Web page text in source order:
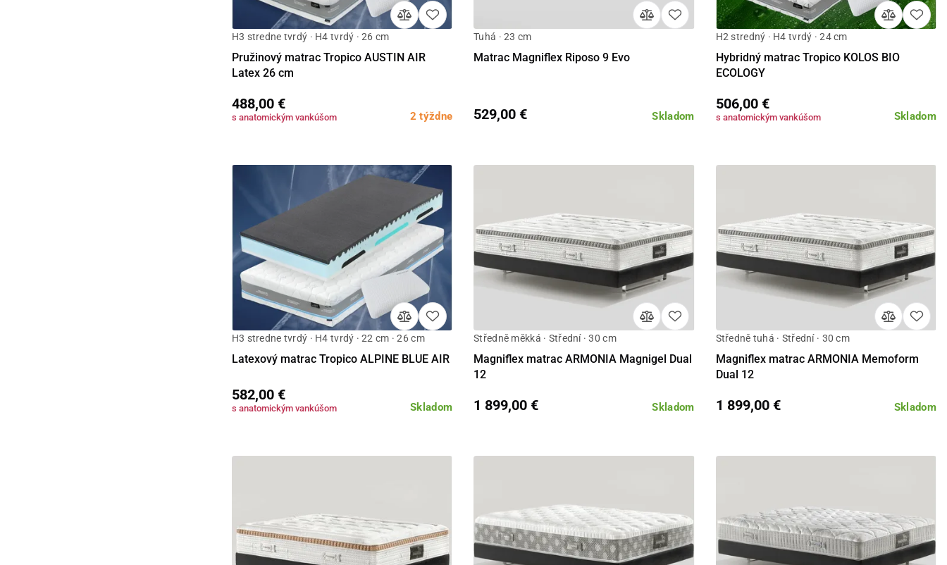
H3 stredne tvrdý · H4 tvrdý · 26 cm
Pružinový matrac Tropico AUSTIN AIR
Latex 26 cm
2 týždne
488,00 €
s anatomickým vankúšom
Tuhá · 23 cm
Matrac Magniflex Riposo 9 Evo
Skladom
529,00 €
H2 stredný · H4 tvrdý · 24 cm
Hybridný matrac Tropico KOLOS BIO
ECOLOGY
Skladom
506,00 €
s anatomickým vankúšom
H3 stredne tvrdý · H4 tvrdý · 22 cm · 26 cm
Latexový matrac Tropico ALPINE BLUE AIR
Skladom
582,00 €
s anatomickým vankúšom
Středně měkká · Střední · 30 cm
Magniflex matrac ARMONIA Magnigel Dual
12
Skladom
1 899,00 €
Středně tuhá · Střední · 30 cm
Magniflex matrac ARMONIA Memoform
Dual 12
Skladom
1 899,00 €